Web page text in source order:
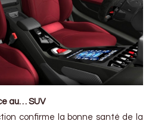
au… SUV
confirme la bonne santé de la